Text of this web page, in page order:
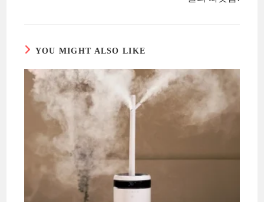
YOU MIGHT ALSO LIKE